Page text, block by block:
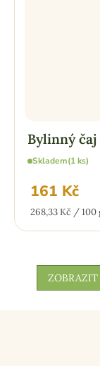
Bylinný
Skladem(1 ks)
161 Kč
Měrná
268,33 Kč / 100
ZOBRAZIT